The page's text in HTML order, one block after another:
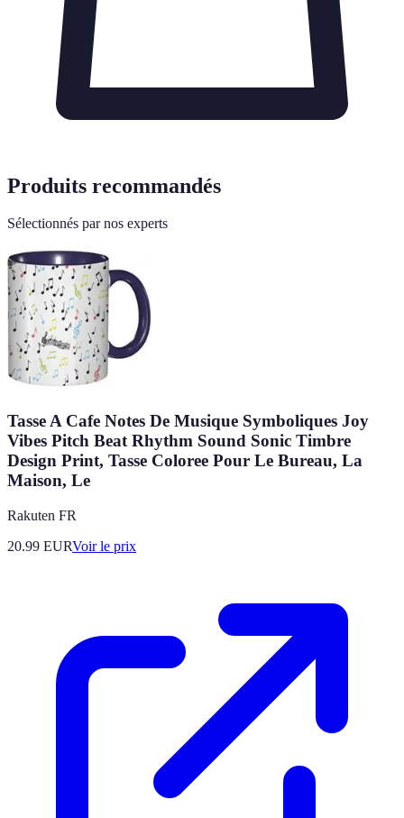
Produits recommandés
Sélectionnés par nos experts
Tasse A Cafe Notes De Musique Symboliques Joy
Vibes Pitch Beat Rhythm Sound Sonic Timbre
Design Print, Tasse Coloree Pour Le Bureau, La
Maison, Le
Rakuten FR
20.99 EURVoir le prix